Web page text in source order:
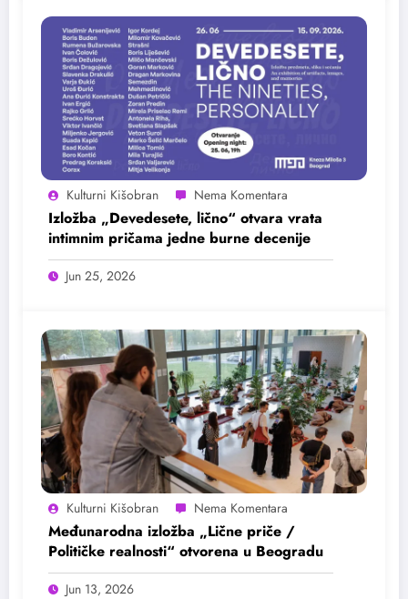
Kulturni Kišobran
Izložba „Devedesete, lično“ otvara vrata
intimnim pričama jedne burne decenije
Jun 25, 2026
Kulturni Kišobran
Međunarodna izložba „Lične priče /
Političke realnosti“ otvorena u Beogradu
Jun 13, 2026